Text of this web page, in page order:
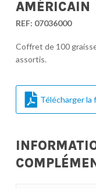
AMÉRICAIN
REF: 07036000
Coffret de 100
assortis.
Télécharger la